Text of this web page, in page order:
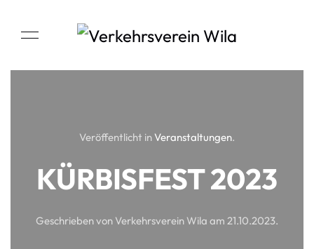
Veröffentlicht in Veranstaltungen.
KÜRBISFEST 2023
Geschrieben von Verkehrsverein Wila am 21.10.2023.